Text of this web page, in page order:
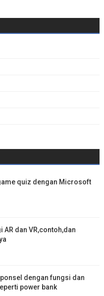
quiz dengan Microsoft
AR dan VR,contoh,dan
dengan fungsi dan
power bank